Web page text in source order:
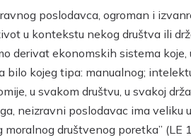
poslodavca, ogroman i
u kontekstu nekog društva ili
derivat ekonomskih sistema
kojeg tipa: manualnog;
u svakom društvu, u svakoj
neizravni poslodavac ima veliku
društvenog poretka”